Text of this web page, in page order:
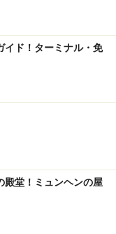
イド！ターミナル・免
殿堂！ミュンヘンの屋